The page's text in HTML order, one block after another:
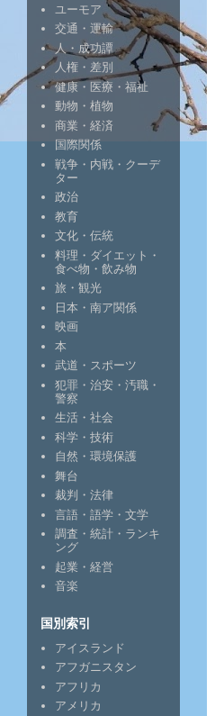
ユーモア
交通・運輸
人・成功譚
人権・差別
健康・医療・福祉
動物・植物
商業・経済
国際関係
戦争・内戦・クーデ
ター
政治
教育
文化・伝統
料理・ダイエット・
食べ物・飲み物
旅・観光
日本・南ア関係
映画
本
武道・スポーツ
犯罪・治安・汚職・
警察
生活・社会
科学・技術
自然・環境保護
舞台
裁判・法律
言語・語学・文学
調査・統計・ランキ
ング
起業・経営
音楽
国別索引
アイスランド
アフガニスタン
アフリカ
アメリカ